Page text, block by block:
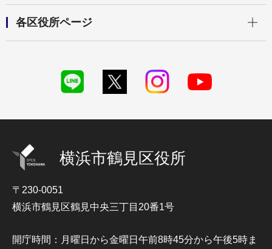
各区役所ページ
横浜市鶴見区役所
〒230-0051
横浜市鶴見区鶴見中央三丁目20番1号
開庁時間：月曜日から金曜日午前8時45分から午後5時ま